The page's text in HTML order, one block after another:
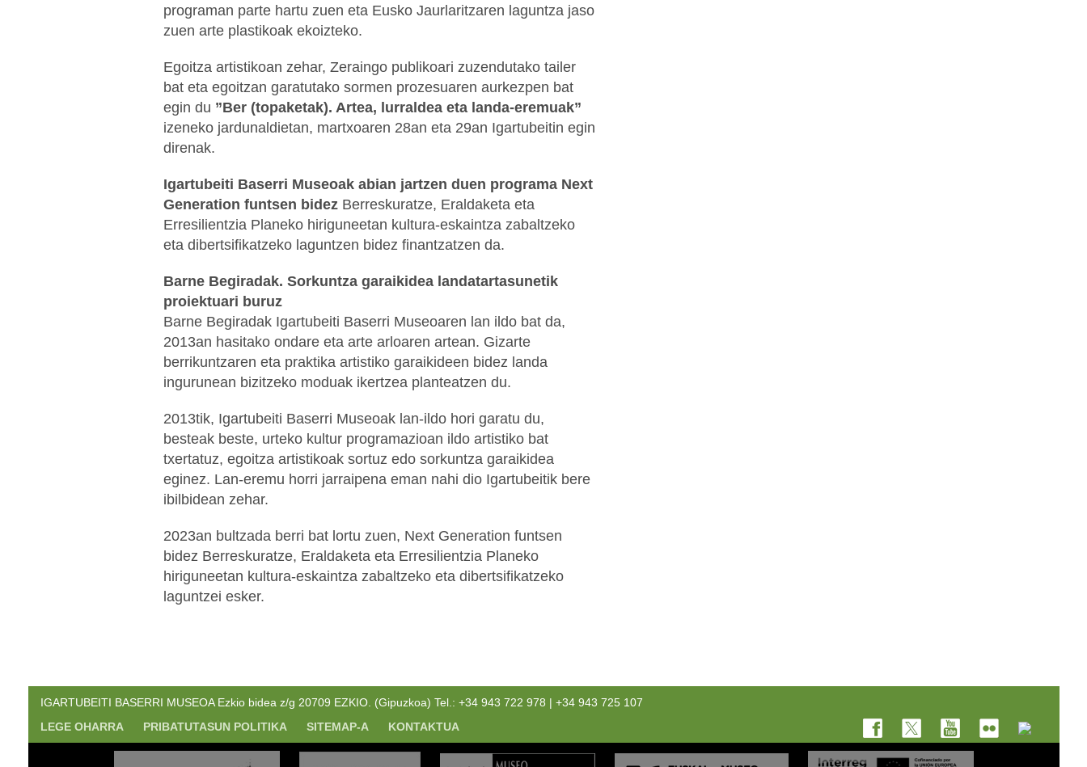
programan parte hartu zuen eta Eusko Jaurlaritzaren laguntza jaso
zuen arte plastikoak ekoizteko.
Egoitza artistikoan zehar, Zeraingo publikoari zuzendutako tailer
bat eta egoitzan garatutako sormen prozesuaren aurkezpen bat
egin du ”Ber (topaketak). Artea, lurraldea eta landa-eremuak”
izeneko jardunaldietan, martxoaren 28an eta 29an Igartubeitin egin
direnak.
Igartubeiti Baserri Museoak abian jartzen duen programa Next
Generation funtsen bidez Berreskuratze, Eraldaketa eta
Erresilientzia Planeko hiriguneetan kultura-eskaintza zabaltzeko
eta dibertsifikatzeko laguntzen bidez finantzatzen da.
Barne Begiradak. Sorkuntza garaikidea landatartasunetik
proiektuari buruz
Barne Begiradak Igartubeiti Baserri Museoaren lan ildo bat da,
2013an hasitako ondare eta arte arloaren artean. Gizarte
berrikuntzaren eta praktika artistiko garaikideen bidez landa
ingurunean bizitzeko moduak ikertzea planteatzen du.
2013tik, Igartubeiti Baserri Museoak lan-ildo hori garatu du,
besteak beste, urteko kultur programazioan ildo artistiko bat
txertatuz, egoitza artistikoak sortuz edo sorkuntza garaikidea
eginez. Lan-eremu horri jarraipena eman nahi dio Igartubeitik bere
ibilbidean zehar.
2023an bultzada berri bat lortu zuen, Next Generation funtsen
bidez Berreskuratze, Eraldaketa eta Erresilientzia Planeko
hiriguneetan kultura-eskaintza zabaltzeko eta dibertsifikatzeko
laguntzei esker.
IGARTUBEITI BASERRI MUSEOA Ezkio bidea z/g 20709 EZKIO. (Gipuzkoa) Tel.: +34 943 722 978 | +34 943 725 107
LEGE OHARRA
PRIBATUTASUN POLITIKA SITEMAP-A KONTAKTUA